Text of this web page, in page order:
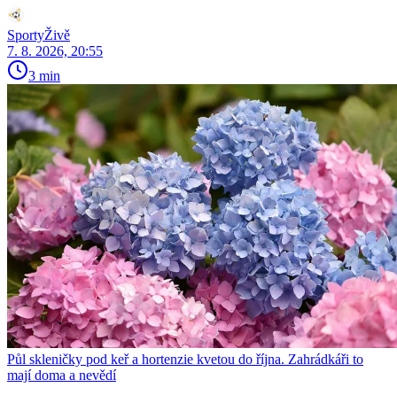
SportyŽivě
7. 8. 2026, 20:55
3 min
Půl skleničky pod keř a hortenzie kvetou do října. Zahrádkáři to
mají doma a nevědí